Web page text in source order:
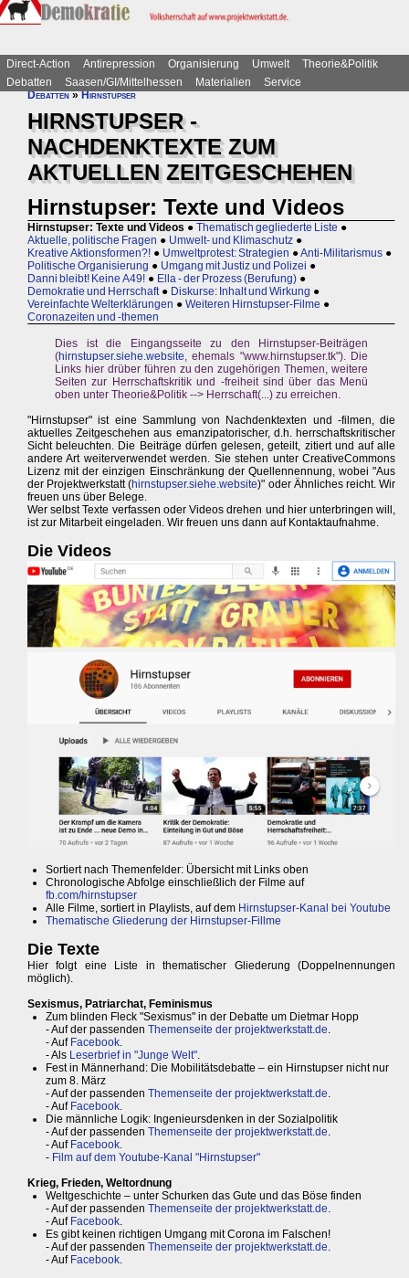
Direct-Action Antirepression Organisierung Umwelt
Theorie&Politik
Debatten
Saasen/GI/Mittelhessen Materialien
Service
Debatten»Hirnstupser
HIRNSTUPSER -
NACHDENKTEXTE ZUM
AKTUELLEN ZEITGESCHEHEN
Hirnstupser: Texte und Videos
Hirnstupser: Texte und Videos ● Thematisch gegliederte Liste ●
Aktuelle, politische Fragen ● Umwelt- und Klimaschutz ●
Kreative Aktionsformen?! ● Umweltprotest: Strategien ●Anti-Militarismus ●
Politische Organisierung ● Umgang mit Justiz und Polizei ●
Danni bleibt! Keine A49! ● Ella - der Prozess (Berufung) ●
Demokratie und Herrschaft ● Diskurse: Inhalt und Wirkung ●
Vereinfachte Welterklärungen ● Weiteren Hirnstupser-Filme ●
Coronazeiten und -themen
Dies ist die Eingangsseite zu den Hirnstupser-Beiträgen
(hirnstupser.siehe.website, ehemals "www.hirnstupser.tk"). Die
Links hier drüber führen zu den zugehörigen Themen, weitere
Seiten zur Herrschaftskritik und -freiheit sind über das Menü
oben unter Theorie&Politik --> Herrschaft(...) zu erreichen.
"Hirnstupser" ist eine Sammlung von Nachdenktexten und -filmen, die
aktuelles Zeitgeschehen aus emanzipatorischer, d.h. herrschaftskritischer
Sicht beleuchten. Die Beiträge dürfen gelesen, geteilt, zitiert und auf alle
andere Art weiterverwendet werden. Sie stehen unter CreativeCommons
Lizenz mit der einzigen Einschränkung der Quellennennung, wobei "Aus
der Projektwerkstatt (hirnstupser.siehe.website)" oder Ähnliches reicht. Wir
freuen uns über Belege.
Wer selbst Texte verfassen oder Videos drehen und hier unterbringen will,
ist zur Mitarbeit eingeladen. Wir freuen uns dann auf Kontaktaufnahme.
Die Videos
Sortiert nach Themenfelder: Übersicht mit Links oben
Chronologische Abfolge einschließlich der Filme auf
fb.com/hirnstupser
Alle Filme, sortiert in Playlists, auf dem Hirnstupser-Kanal bei Youtube
Thematische Gliederung der Hirnstupser-Fillme
Die Texte
Hier folgt eine Liste in thematischer Gliederung (Doppelnennungen
möglich).
Sexismus, Patriarchat, Feminismus
Zum blinden Fleck "Sexismus" in der Debatte um Dietmar Hopp
- Auf der passenden Themenseite der projektwerkstatt.de.
- Auf Facebook.
- Als Leserbrief in "Junge Welt".
Fest in Männerhand: Die Mobilitätsdebatte – ein Hirnstupser nicht nur
zum 8. März
- Auf der passenden Themenseite der projektwerkstatt.de.
- Auf Facebook.
Die männliche Logik: Ingenieursdenken in der Sozialpolitik
- Auf der passenden Themenseite der projektwerkstatt.de.
- Auf Facebook.
- Film auf dem Youtube-Kanal "Hirnstupser"
Krieg, Frieden, Weltordnung
Weltgeschichte – unter Schurken das Gute und das Böse finden
- Auf der passenden Themenseite der projektwerkstatt.de.
- Auf Facebook.
Es gibt keinen richtigen Umgang mit Corona im Falschen!
- Auf der passenden Themenseite der projektwerkstatt.de.
- Auf Facebook.